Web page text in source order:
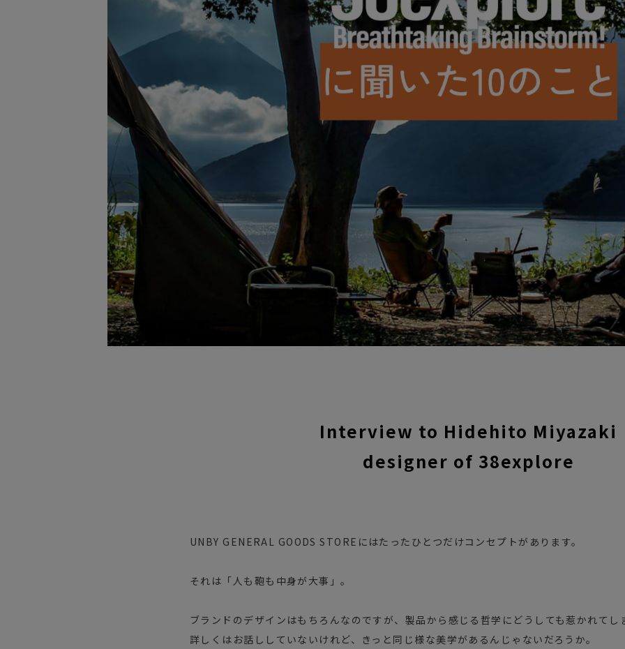
サングラス/メガネ
その他
焚き火/ストーブ
フィールドギア
クーラーボックス
コンテナ/収納
Interview to Hidehito Miyazaki
designer of 38explore
UNBY GENERAL GOODS STOREにはたったひとつだけコンセプトがあります。
それは「人も鞄も中身が大事」。
ブランドのデザインはもちろんなのですが、製品から感じる哲学にどうしても惹かれてし
詳しくはお話ししていないけれど、きっと同じ様な美学があるんじゃないだろうか。